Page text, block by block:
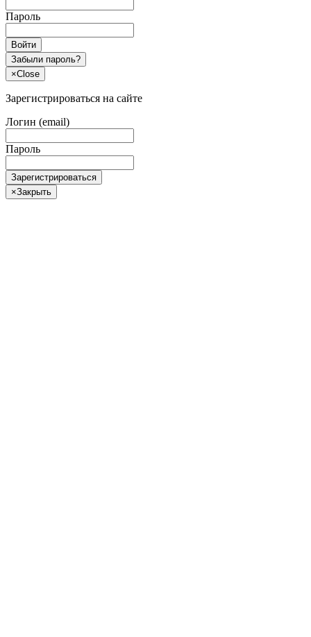
Пароль
Войти
Забыли пароль?
×Close
Зарегистрироваться на сайте
Логин (email)
Пароль
Зарегистрироваться
×Закрыть